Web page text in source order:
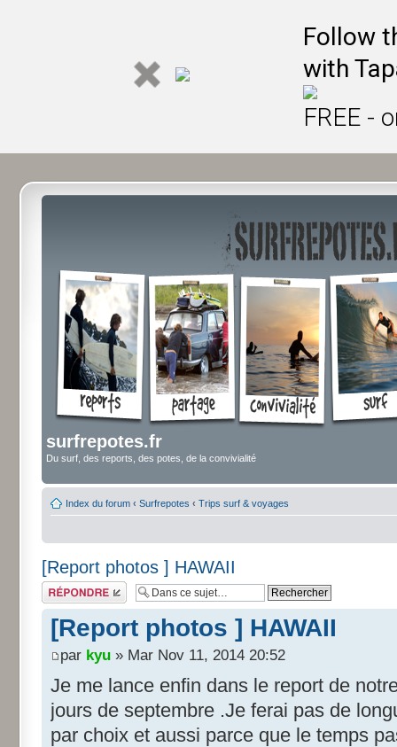
Follow
with
FREE -
surfrepotes.fr
Du surf, des reports, des potes, de la convivialité
Index du forum ‹ Surfrepotes ‹ Trips surf & voyages
[Report photos ] HAWAII
Répondre
[Report photos ] HAWAII
par kyu » Mar Nov 11, 2014 20:52
Je me lance enfin dans le report de
jours de septembre .Je ferai pas de
par choix et aussi parce que le temps